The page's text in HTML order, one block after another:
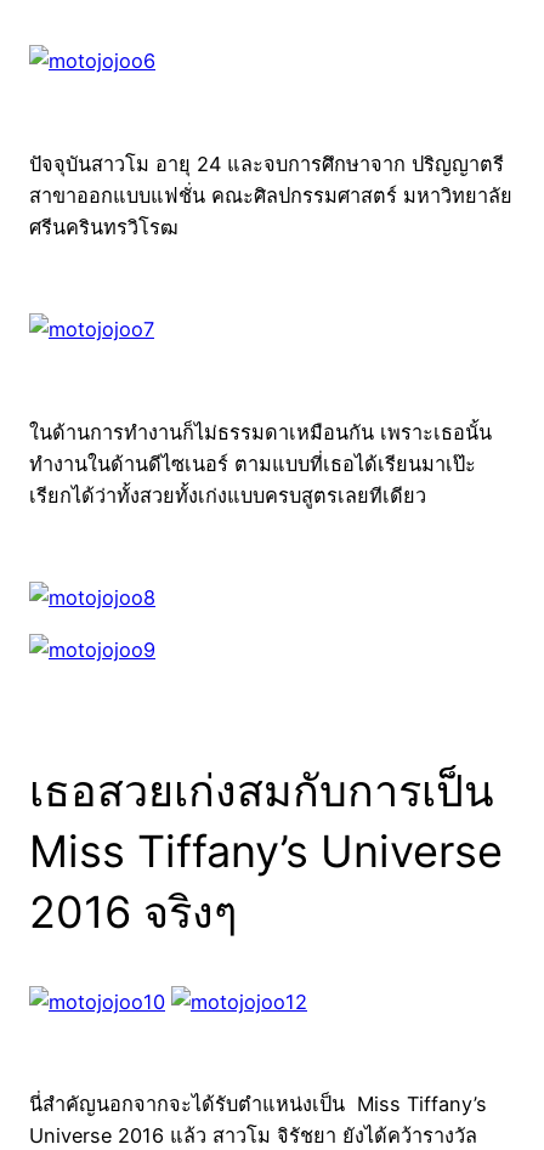
ปัจจุบันสาวโม อายุ 24 และจบการศึกษาจาก ปริญญาตรี
สาขาออกแบบแฟชั่น คณะศิลปกรรมศาสตร์ มหาวิทยาลัย
ศรีนครินทรวิโรฒ
ในด้านการทำงานก็ไม่ธรรมดาเหมือนกัน เพราะเธอนั้น
ทำงานในด้านดีไซเนอร์ ตามแบบที่เธอได้เรียนมาเป๊ะ
เรียกได้ว่าทั้งสวยทั้งเก่งแบบครบสูตรเลยทีเดียว
เธอสวยเก่งสมกับการเป็น
Miss Tiffany’s Universe
2016 จริงๆ
นี่สำคัญนอกจากจะได้รับตำแหน่งเป็น Miss Tiffany’s
Universe 2016 แล้ว สาวโม จิรัชยา ยังได้คว้ารางวัล